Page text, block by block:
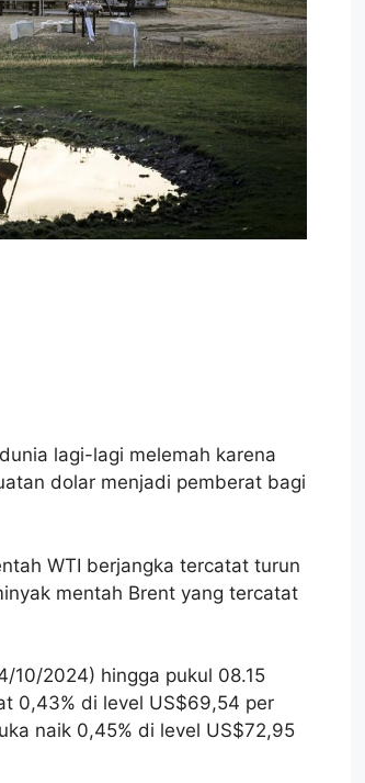
lagi-lagi melemah karena
dolar menjadi pemberat bagi
WTI berjangka tercatat turun
mentah Brent yang tercatat
10/2024) hingga pukul 08.15
0,43% di level US$69,54 per
naik 0,45% di level US$72,95